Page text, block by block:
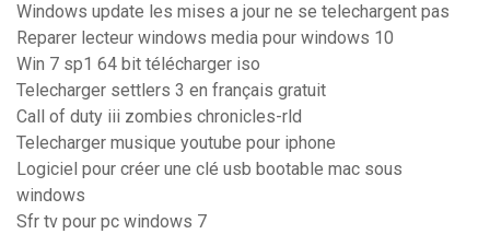
Windows update les mises a jour ne se telechargent pas
Reparer lecteur windows media pour windows 10
Win 7 sp1 64 bit télécharger iso
Telecharger settlers 3 en français gratuit
Call of duty iii zombies chronicles-rld
Telecharger musique youtube pour iphone
Logiciel pour créer une clé usb bootable mac sous
windows
Sfr tv pour pc windows 7